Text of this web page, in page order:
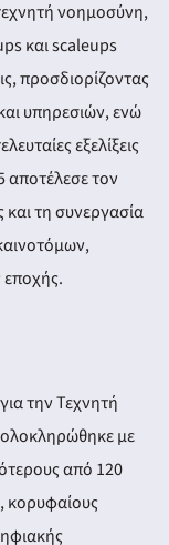
νοημοσύνη,
και scaleups
προσδιορίζοντας
υπηρεσιών, ενώ
εξελίξεις
αποτέλεσε τον
τη συνεργασία
την Τεχνητή
με
από 120
κορυφαίους